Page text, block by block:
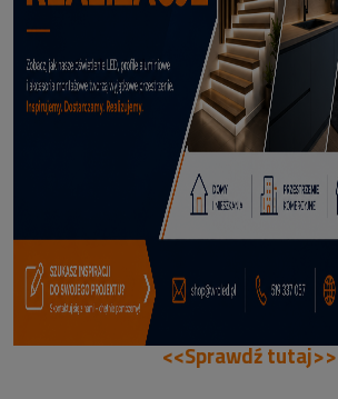
114,50 zł
DODAJ DO KOSZYKA
<<Sprawdź tutaj>>